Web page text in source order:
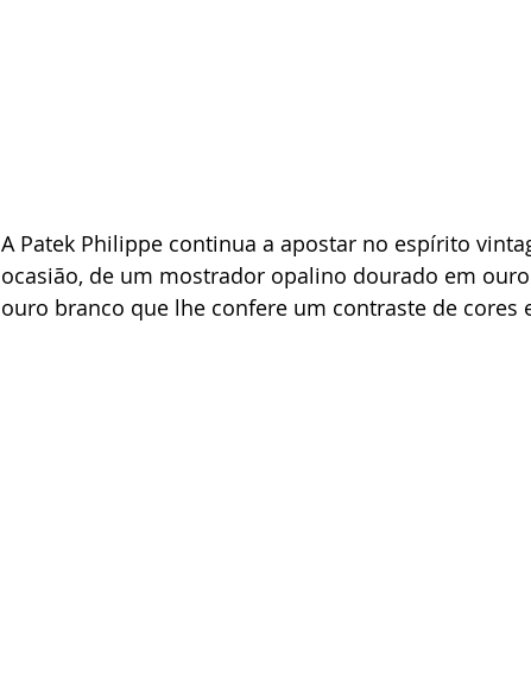
A Patek Philippe continua a apostar no espírito
ocasião, de um mostrador opalino dourado em
ouro branco que lhe confere um contraste de cores